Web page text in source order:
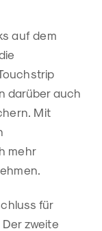
auf dem
darüber auch
Mit
mehr
für
zweite